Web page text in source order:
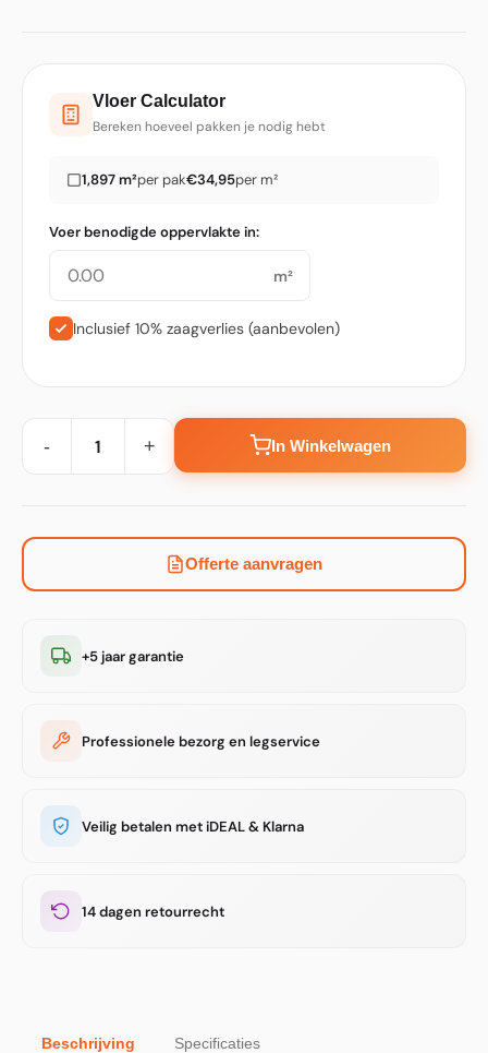
Vloer Calculator
Bereken hoeveel pakken je nodig hebt
1,897 m²per pak€34,95per m²
Voer benodigde oppervlakte in:
m²
Inclusief 10% zaagverlies (aanbevolen)
- + In Winkelwagen
Offerte aanvragen
+5 jaar garantie
Professionele bezorg en legservice
Veilig betalen met iDEAL & Klarna
14 dagen retourrecht
Beschrijving Specificaties